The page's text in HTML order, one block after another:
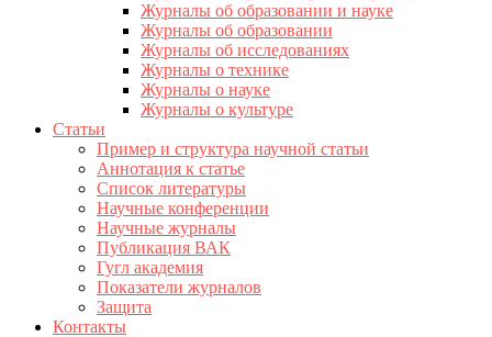
Журналы об образовании и науке
Журналы об образовании
Журналы об исследованиях
Журналы о технике
Журналы о науке
Журналы о культуре
Статьи
Пример и структура научной статьи
Аннотация к статье
Список литературы
Научные конференции
Научные журналы
Публикация ВАК
Гугл академия
Показатели журналов
Защита
Контакты